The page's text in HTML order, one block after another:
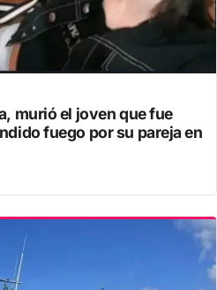
murió el joven que fue
fuego por su pareja en